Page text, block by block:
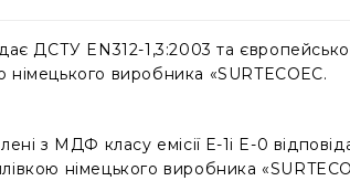
ДСТУ EN312-1,3:2003 та
виробника «SURTECOЕC.
з МДФ класу емісії Е-1і E-0
німецького виробника «SURTECO